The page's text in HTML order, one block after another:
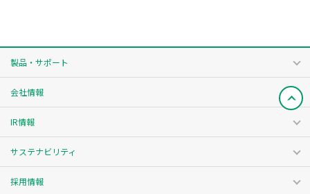
製品・サポート
会社情報
IR情報
サステナビリティ
採用情報